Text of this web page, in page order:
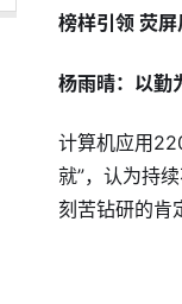
榜样引领 荧屏
杨雨晴：以勤
计算机应用
就”，认为持
刻苦钻研的肯